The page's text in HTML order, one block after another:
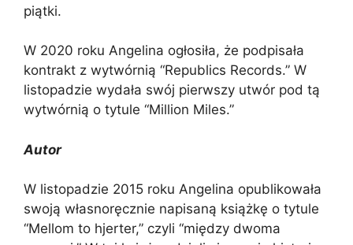
piątki.
W 2020 roku Angelina ogłosiła, że podpisała
kontrakt z wytwórnią “Republics Records.” W
listopadzie wydała swój pierwszy utwór pod tą
wytwórnią o tytule “Million Miles.”
Autor
W listopadzie 2015 roku Angelina opublikowała
swoją własnoręcznie napisaną książkę o tytule
“Mellom to hjerter,” czyli “między dwoma